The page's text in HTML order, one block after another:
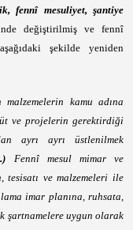
fennî mesuliyet, şantiye
değiştirilmiş ve fennî
şekilde yeniden
kamu adına
ve projelerin gerektirdiği
ayrı ayrı üstlenilmek
Fennî mesul mimar ve
tesisatı ve malzemeleri ile
imar planına, ruhsata,
şartnamelere uygun olarak